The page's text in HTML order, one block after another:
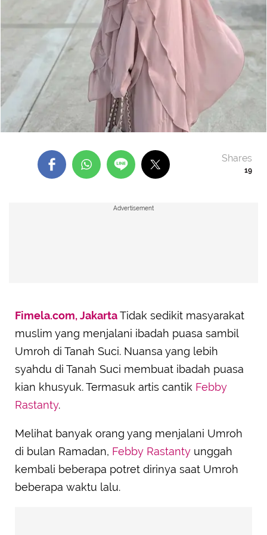
19
Shares
Advertisement
Fimela.com, JakartaTidak sedikit masyarakat
muslim yang menjalani ibadah puasa sambil
Umroh di Tanah Suci. Nuansa yang lebih
syahdu di Tanah Suci membuat ibadah puasa
kian khusyuk. Termasuk artis cantik Febby
Rastanty.
Melihat banyak orang yang menjalani Umroh
di bulan Ramadan, Febby Rastanty unggah
kembali beberapa potret dirinya saat Umroh
beberapa waktu lalu.